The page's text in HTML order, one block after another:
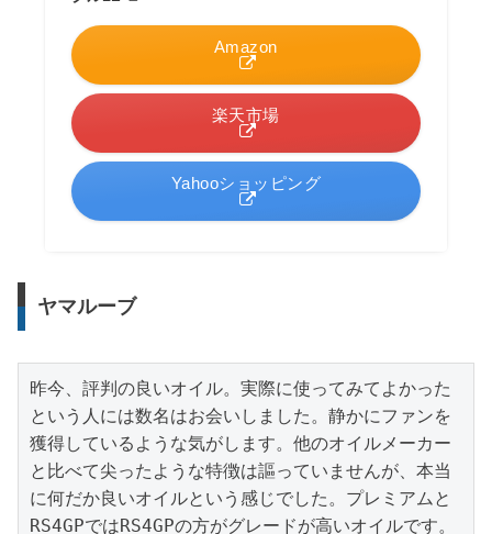
Amazon
楽天市場
Yahooショッピング
ヤマルーブ
昨今、評判の良いオイル。実際に使ってみてよかった
という人には数名はお会いしました。静かにファンを
獲得しているような気がします。他のオイルメーカー
と比べて尖ったような特徴は謳っていませんが、本当
に何だか良いオイルという感じでした。プレミアムと